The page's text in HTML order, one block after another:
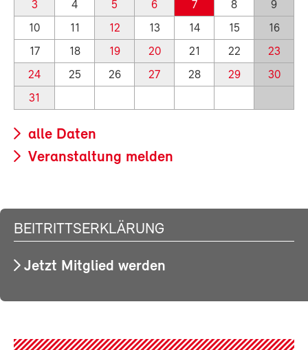
3 4 5 6 7 8
9
10
11 12 13 14 15
16
17
18 19 20 21 22
23
24
25 26 27 28 29
30
31
alle Daten
Veranstaltung melden
BEITRITTSERKLÄRUNG
Jetzt Mitglied werden